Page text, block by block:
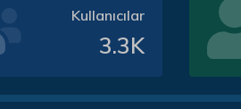
Kullanıcılar
3.3K